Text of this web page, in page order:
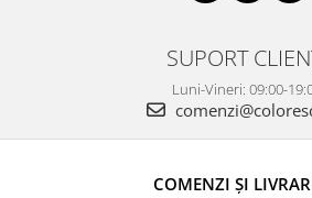
SUPORT
Luni-Vineri: 09:00-
COMENZI ȘI